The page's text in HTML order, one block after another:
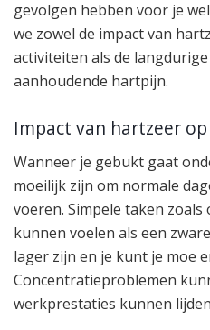
gevolgen hebben voor je
we zowel de impact van
activiteiten als de
aanhoudende hartpijn.
Impact van hartzeer
Wanneer je gebukt gaat
moeilijk zijn om normale
voeren. Simpele taken
kunnen voelen als een
lager zijn en je kunt je moe
Concentratieproblemen
werkprestaties kunnen